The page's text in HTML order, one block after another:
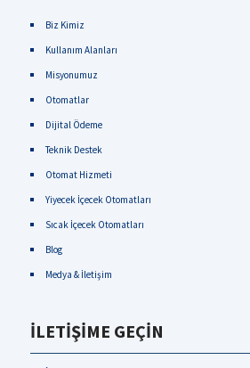
Biz Kimiz
Kullanım Alanları
Misyonumuz
Otomatlar
Dijital Ödeme
Teknik Destek
Otomat Hizmeti
Yiyecek İçecek Otomatları
Sıcak İçecek Otomatları
Blog
Medya & İletişim
İLETİŞİME GEÇİN